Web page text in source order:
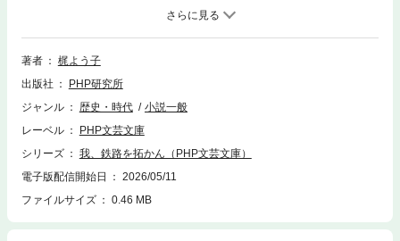
る部分もある難工事。勝海舟からアメリカの蒸気車の話を聞き、政府の役
人・井上勝から頼まれて、芝〜品川間の海上に建設する「築堤」部分を請
け負ったのが、本書の主人公・平野屋弥市である。工期は二年余りと短
く、失敗は許されない。弥市が集めた仲間に井上勝、そしてイギリスから
クトに挑んでいく。予想外の事故に翻弄されつつ、夢を実現していった男
たちの姿を活き活きと描いた傑作長編。近代化に向けて一歩を踏み出した
に刊行された『我、鉄路を拓かん』を文庫化したものです。
著者
梶よう子
出版社
PHP研究所
ジャンル
歴史・時代
小説一般
レーベル
PHP文芸文庫
シリーズ
我、鉄路を拓かん（PHP文芸文庫）
電子版配信開始日
2026/05/11
ファイルサイズ
0.46 MB